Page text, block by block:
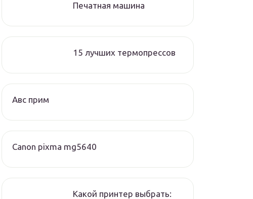
Печатная машина
15 лучших термопрессов
Авс прим
Canon pixma mg5640
Какой принтер выбрать: